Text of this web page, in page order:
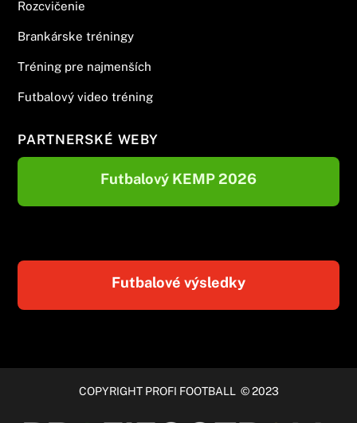
Rozcvičenie
Brankárske tréningy
Tréning pre najmenších
Futbalový video tréning
PARTNERSKÉ WEBY
Futbalový KEMP 2026
Futbalové výsledky
COPYRIGHT PROFI FOOTBALL © 2023